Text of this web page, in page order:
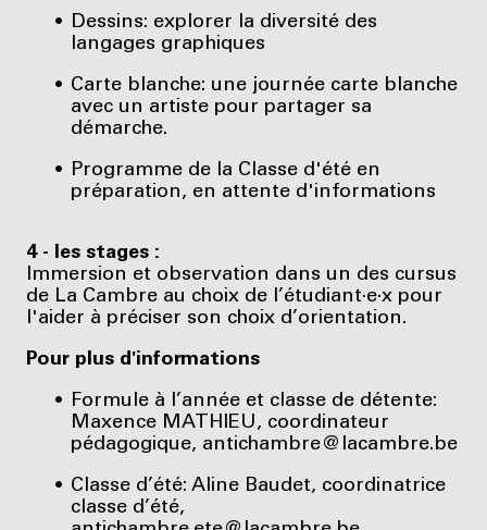
Dessins: explorer la diversité des
langages graphiques
Carte blanche: une journée carte blanche
avec un artiste pour partager sa
démarche.
Programme de la Classe d'été en
préparation, en attente d'informations
4 - les stages :
Immersion et observation dans un des cursus
de La Cambre au choix de l’étudiant·e·x pour
l'aider à préciser son choix d’orientation.
Pour plus d'informations
Formule à l’année et classe de détente:
Maxence MATHIEU, coordinateur
pédagogique, antichambre@lacambre.be
Classe d’été: Aline Baudet, coordinatrice
classe d’été,